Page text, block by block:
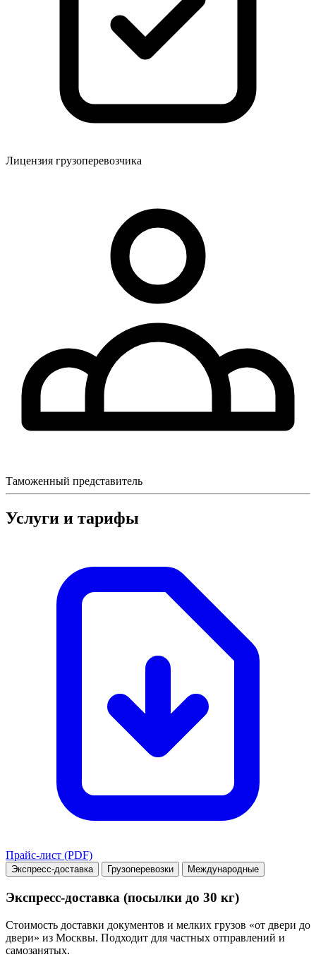
Лицензия грузоперевозчика
Таможенный представитель
Услуги и тарифы
Прайс-лист (PDF)
Экспресс-доставка Грузоперевозки Международные
Экспресс-доставка (посылки до 30 кг)
Стоимость доставки документов и мелких грузов «от двери до
двери» из Москвы. Подходит для частных отправлений и
самозанятых.